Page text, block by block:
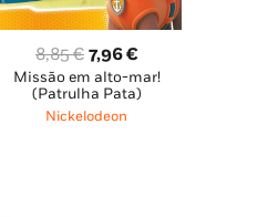
8,85€ O
preço
original
7,96€O
preço
atual
Missão em alto-mar!
(Patrulha Pata)
Nickelodeon